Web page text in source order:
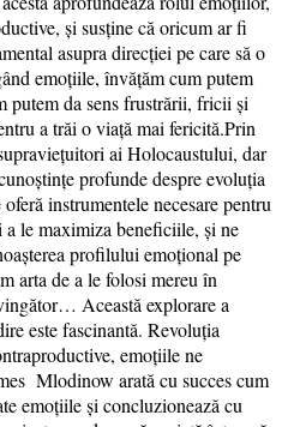
și susține că oricum ar fi
asupra direcției pe care să o
emoțiile, învățăm cum putem
putem da sens frustrării, fricii și
a trăi o viață mai fericită.Prin
ai Holocaustului, dar
profunde despre evoluția
instrumentele necesare pentru
le maximiza beneficiile, și ne
profilului emoțional pe
arta de a le folosi mereu în
Această explorare a
este fascinantă. Revoluția
emoțiile ne
Mlodinow arată cu succes cum
emoțiile și concluzionează cu